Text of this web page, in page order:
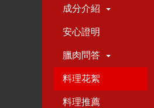
成分介紹
安心證明
臘肉問答
料理花絮
料理推薦